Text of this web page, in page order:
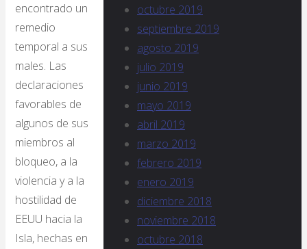
encontrado un
remedio
temporal a sus
males. Las
declaraciones
favorables de
algunos de sus
miembros al
bloqueo, a la
violencia y a la
hostilidad de
EEUU hacia la
Isla, hechas en
octubre 2019
septiembre 2019
agosto 2019
julio 2019
junio 2019
mayo 2019
abril 2019
marzo 2019
febrero 2019
enero 2019
diciembre 2018
noviembre 2018
octubre 2018